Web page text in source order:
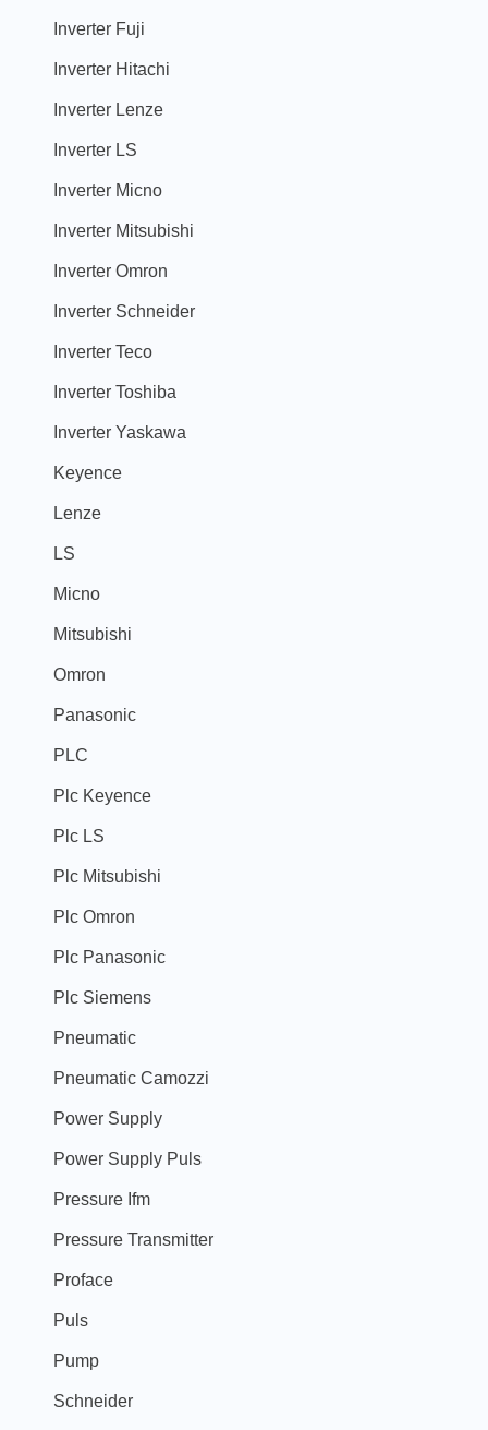
Inverter Fuji
Inverter Hitachi
Inverter Lenze
Inverter LS
Inverter Micno
Inverter Mitsubishi
Inverter Omron
Inverter Schneider
Inverter Teco
Inverter Toshiba
Inverter Yaskawa
Keyence
Lenze
LS
Micno
Mitsubishi
Omron
Panasonic
PLC
Plc Keyence
Plc LS
Plc Mitsubishi
Plc Omron
Plc Panasonic
Plc Siemens
Pneumatic
Pneumatic Camozzi
Power Supply
Power Supply Puls
Pressure Ifm
Pressure Transmitter
Proface
Puls
Pump
Schneider